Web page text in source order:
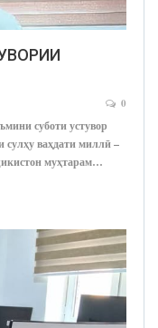
0
суботи устувор
сулҳу ваҳдати миллӣ –
муҳтарам…